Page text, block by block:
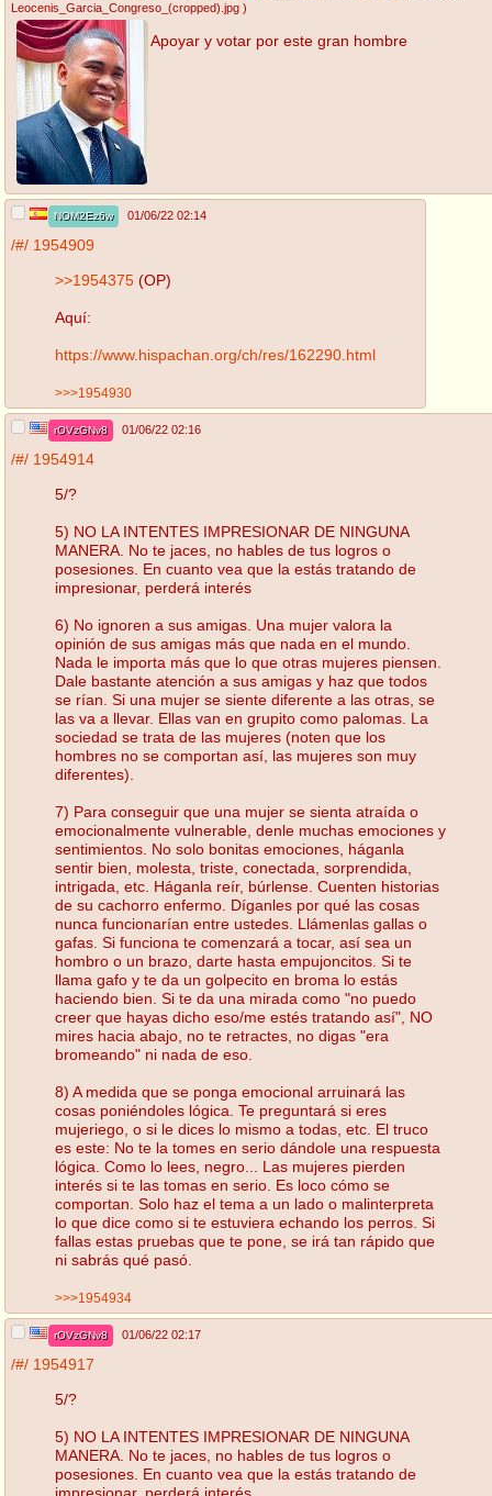
Leocenis_Garcia_Congreso_(cropped).jpg )
Apoyar y votar por este gran hombre
NOM2Ez6w 01/06/22 02:14
/#/ 1954909
>>1954375 (OP)
Aquí:
https://www.hispachan.org/ch/res/162290.html
>>>1954930
rOVzGNv8 01/06/22 02:16
/#/ 1954914
5/?
5) NO LA INTENTES IMPRESIONAR DE NINGUNA
MANERA. No te jaces, no hables de tus logros o
posesiones. En cuanto vea que la estás tratando de
impresionar, perderá interés
6) No ignoren a sus amigas. Una mujer valora la
opinión de sus amigas más que nada en el mundo.
Nada le importa más que lo que otras mujeres piensen.
Dale bastante atención a sus amigas y haz que todos
se rían. Si una mujer se siente diferente a las otras, se
las va a llevar. Ellas van en grupito como palomas. La
sociedad se trata de las mujeres (noten que los
hombres no se comportan así, las mujeres son muy
diferentes).
7) Para conseguir que una mujer se sienta atraída o
emocionalmente vulnerable, denle muchas emociones y
sentimientos. No solo bonitas emociones, háganla
sentir bien, molesta, triste, conectada, sorprendida,
intrigada, etc. Háganla reír, búrlense. Cuenten historias
de su cachorro enfermo. Díganles por qué las cosas
nunca funcionarían entre ustedes. Llámenlas gallas o
gafas. Si funciona te comenzará a tocar, así sea un
hombro o un brazo, darte hasta empujoncitos. Si te
llama gafo y te da un golpecito en broma lo estás
haciendo bien. Si te da una mirada como "no puedo
creer que hayas dicho eso/me estés tratando así", NO
mires hacia abajo, no te retractes, no digas "era
bromeando" ni nada de eso.
8) A medida que se ponga emocional arruinará las
cosas poniéndoles lógica. Te preguntará si eres
mujeriego, o si le dices lo mismo a todas, etc. El truco
es este: No te la tomes en serio dándole una respuesta
lógica. Como lo lees, negro... Las mujeres pierden
interés si te las tomas en serio. Es loco cómo se
comportan. Solo haz el tema a un lado o malinterpreta
lo que dice como si te estuviera echando los perros. Si
fallas estas pruebas que te pone, se irá tan rápido que
ni sabrás qué pasó.
>>>1954934
rOVzGNv8 01/06/22 02:17
/#/ 1954917
5/?
5) NO LA INTENTES IMPRESIONAR DE NINGUNA
MANERA. No te jaces, no hables de tus logros o
posesiones. En cuanto vea que la estás tratando de